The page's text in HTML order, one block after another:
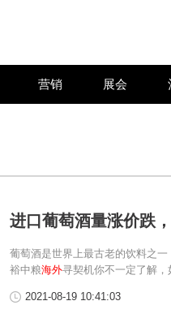
营销 展会
进口葡萄酒量涨价跌
葡萄酒是世界上最古老的饮料之
裕中粮海外寻契机你不一定了解，
2021-08-19 10:41:03